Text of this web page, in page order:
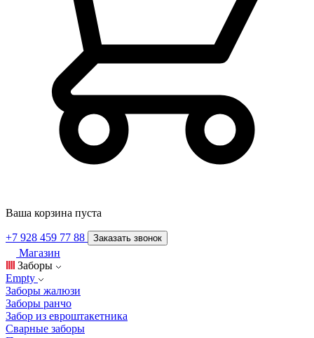
Ваша корзина пуста
+7 928 459 77 88 Заказать звонок
Магазин
Заборы
Empty
Заборы жалюзи
Заборы ранчо
Забор из евроштакетника
Сварные заборы